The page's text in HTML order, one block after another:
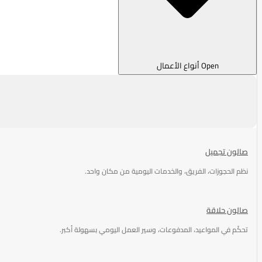
Open أنواع الأعمال
صالون تجميل
نظم الحجوزات، الفريق، والخدمات اليومية من مكان واحد.
صالون حلاقة
تحكّم في المواعيد، المدفوعات، وسير العمل اليومي بسهولة أكبر.